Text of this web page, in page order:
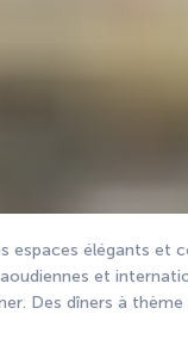
espaces élégants et
et
Des dîners à